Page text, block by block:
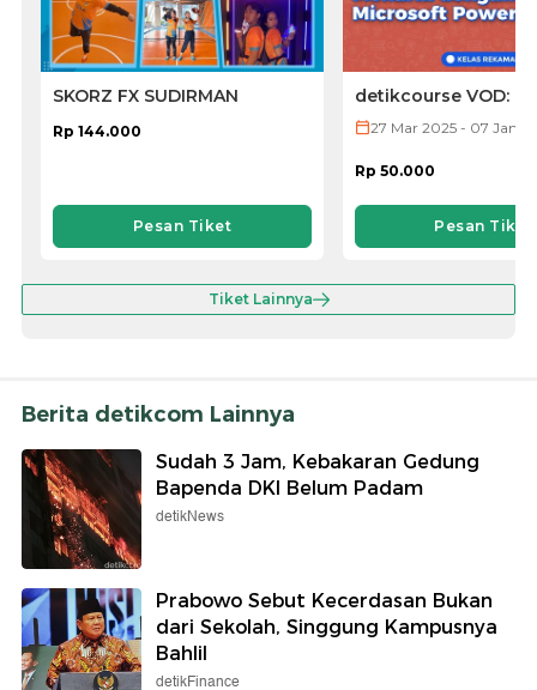
SKORZ FX SUDIRMAN
Rp 144.000
Pesan Tiket
detikcourse VOD:
Microsoft
27 Mar 2025 - 07 Jan
Rp 50.000
Pesan Tiket
Tiket Lainnya
Berita detikcom Lainnya
Sudah 3 Jam, Kebakaran Gedung
Bapenda DKI Belum Padam
detikNews
Prabowo Sebut Kecerdasan Bukan
dari Sekolah, Singgung Kampusnya
Bahlil
detikFinance